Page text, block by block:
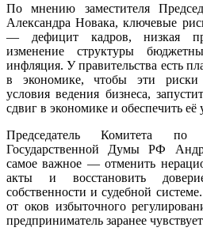
По мнению заместителя
Александра Новака, ключевые
— дефицит кадров, низкая
изменение структуры
инфляция. У правительства есть
в экономике, чтобы эти риски
условия ведения бизнеса,
сдвиг в экономике и обеспечить её
Председатель Комитета
Государственной Думы РФ
самое важное — отменить
акты и восстановить
собственности и судебной
от оков избыточного
предприниматель заранее